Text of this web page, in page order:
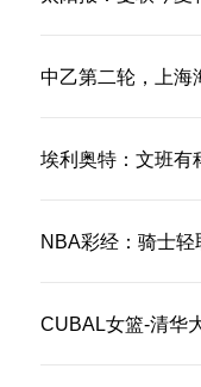
中乙第二轮，上海
埃利奥特：文班有
NBA彩经：骑士
CUBAL女篮-清华